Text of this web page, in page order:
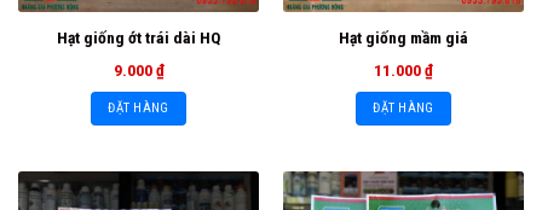
Hạt giống ớt trái dài HQ
9.000₫
ĐẶT HÀNG
Hạt giống mầm giá
11.000₫
ĐẶT HÀNG